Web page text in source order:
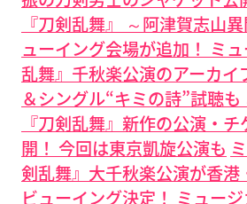
『刀剣乱舞』 ～阿津賀志山
ューイング会場が追加！ ミ
乱舞』千秋楽公演のアーカイ
＆シングル“キミの詩”試聴も
『刀剣乱舞』新作の公演・
開！ 今回は東京凱旋公演も
剣乱舞』大千秋楽公演が香
ビューイング決定！ ミュー